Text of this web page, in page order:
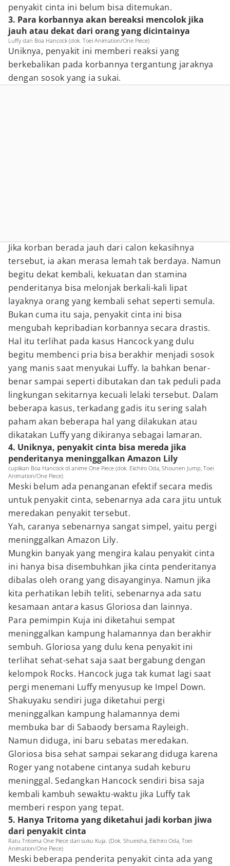
penyakit cinta ini belum bisa ditemukan.
3. Para korbannya akan bereaksi mencolok jika
jauh atau dekat dari orang yang dicintainya
Luffy dan Boa Hancock (dok. Toei Animation/One Piece)
Uniknya, penyakit ini memberi reaksi yang
berkebalikan pada korbannya tergantung jaraknya
dengan sosok yang ia sukai.
Jika korban berada jauh dari calon kekasihnya
tersebut, ia akan merasa lemah tak berdaya. Namun
begitu dekat kembali, kekuatan dan stamina
penderitanya bisa melonjak berkali-kali lipat
layaknya orang yang kembali sehat seperti semula.
Bukan cuma itu saja, penyakit cinta ini bisa
mengubah kepribadian korbannya secara drastis.
Hal itu terlihat pada kasus Hancock yang dulu
begitu membenci pria bisa berakhir menjadi sosok
yang manis saat menyukai Luffy. Ia bahkan benar-
benar sampai seperti dibutakan dan tak peduli pada
lingkungan sekitarnya kecuali lelaki tersebut. Dalam
beberapa kasus, terkadang gadis itu sering salah
paham akan beberapa hal yang dilakukan atau
dikatakan Luffy yang dikiranya sebagai lamaran.
4. Uniknya, penyakit cinta bisa mereda jika
penderitanya meninggalkan Amazon Lily
cuplikan Boa Hancock di anime One Piece (dok. Eiichiro Oda, Shounen Jump, Toei
Animation/One Piece)
Meski belum ada penanganan efektif secara medis
untuk penyakit cinta, sebenarnya ada cara jitu untuk
meredakan penyakit tersebut.
Yah, caranya sebenarnya sangat simpel, yaitu pergi
meninggalkan Amazon Lily.
Mungkin banyak yang mengira kalau penyakit cinta
ini hanya bisa disembuhkan jika cinta penderitanya
dibalas oleh orang yang disayanginya. Namun jika
kita perhatikan lebih teliti, sebenarnya ada satu
kesamaan antara kasus Gloriosa dan lainnya.
Para pemimpin Kuja ini diketahui sempat
meninggalkan kampung halamannya dan berakhir
sembuh. Gloriosa yang dulu kena penyakit ini
terlihat sehat-sehat saja saat bergabung dengan
kelompok Rocks. Hancock juga tak kumat lagi saat
pergi menemani Luffy menyusup ke Impel Down.
Shakuyaku sendiri juga diketahui pergi
meninggalkan kampung halamannya demi
membuka bar di Sabaody bersama Rayleigh.
Namun diduga, ini baru sebatas meredakan.
Gloriosa bisa sehat sampai sekarang diduga karena
Roger yang notabene cintanya sudah keburu
meninggal. Sedangkan Hancock sendiri bisa saja
kembali kambuh sewaktu-waktu jika Luffy tak
memberi respon yang tepat.
5. Hanya Tritoma yang diketahui jadi korban jiwa
dari penyakit cinta
Ratu Tritoma One Piece dari suku Kuja. (Dok. Shueisha, Eiichiro Oda, Toei
Animation/One Piece)
Meski beberapa penderita penyakit cinta ada yang